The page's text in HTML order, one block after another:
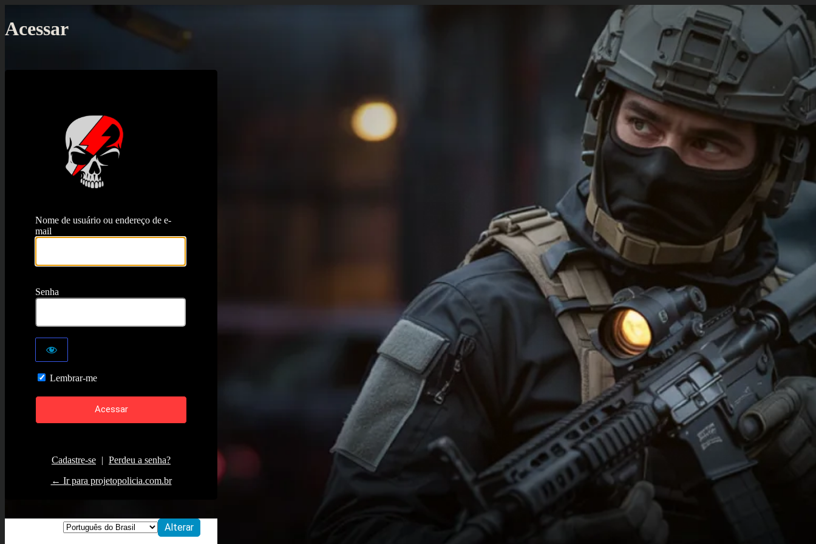
Acessar
https://projetopolicia.com.br
Nome de usuário ou endereço de e-
mail
Senha
Lembrar-me
Cadastre-se | Perdeu a senha?
← Ir para projetopolicia.com.br